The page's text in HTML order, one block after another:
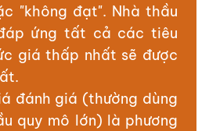
"không đạt". Nhà thầu
ứng tất cả các tiêu
giá thấp nhất sẽ được
đánh giá (thường dùng
quy mô lớn) là phương